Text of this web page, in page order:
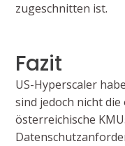
zugeschnitten ist.
Fazit
US-Hyperscaler
sind jedoch nicht
österreichische